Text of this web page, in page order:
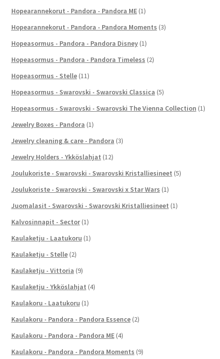
Hopearannekorut - Pandora - Pandora ME (1)
Hopearannekorut - Pandora - Pandora Moments (3)
Hopeasormus - Pandora - Pandora Disney (1)
Hopeasormus - Pandora - Pandora Timeless (2)
Hopeasormus - Stelle (11)
Hopeasormus - Swarovski - Swarovski Classica (5)
Hopeasormus - Swarovski - Swarovski The Vienna Collection (1)
Jewelry Boxes - Pandora (1)
Jewelry cleaning & care - Pandora (3)
Jewelry Holders - Ykköslahjat (12)
Joulukoriste - Swarovski - Swarovski Kristalliesineet (5)
Joulukoriste - Swarovski - Swarovski x Star Wars (1)
Juomalasit - Swarovski - Swarovski Kristalliesineet (1)
Kalvosinnapit - Sector (1)
Kaulaketju - Laatukoru (1)
Kaulaketju - Stelle (2)
Kaulaketju - Vittoria (9)
Kaulaketju - Ykköslahjat (4)
Kaulakoru - Laatukoru (1)
Kaulakoru - Pandora - Pandora Essence (2)
Kaulakoru - Pandora - Pandora ME (4)
Kaulakoru - Pandora - Pandora Moments (9)